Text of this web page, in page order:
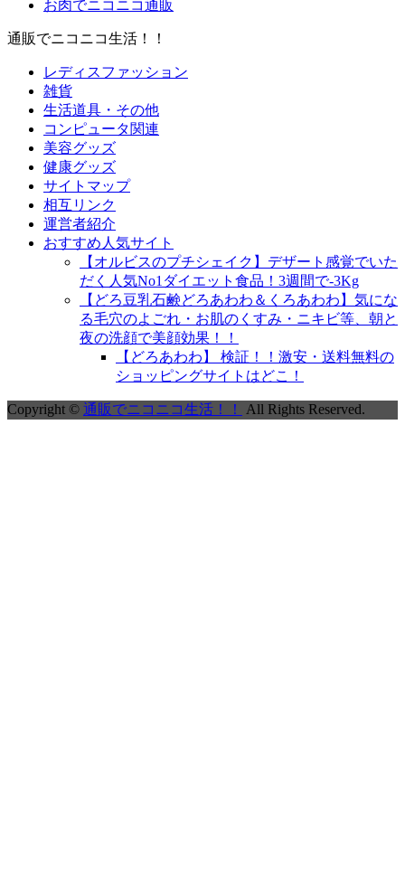
お肉でニコニコ通販
通販でニコニコ生活！！
レディスファッション
雑貨
生活道具・その他
コンピュータ関連
美容グッズ
健康グッズ
サイトマップ
相互リンク
運営者紹介
おすすめ人気サイト
【オルビスのプチシェイク】デザート感覚でいた
だく人気No1ダイエット食品！3週間で-3Kg
【どろ豆乳石鹸どろあわわ＆くろあわわ】気にな
る毛穴のよごれ・お肌のくすみ・ニキビ等、朝と
夜の洗顔で美顔効果！！
【どろあわわ】 検証！！激安・送料無料の
ショッピングサイトはどこ！
Copyright © 通販でニコニコ生活！！ All Rights Reserved.